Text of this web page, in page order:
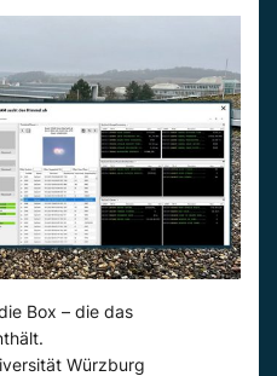
Box – die das
Würzburg